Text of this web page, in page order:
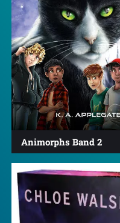
Animorphs Band 2